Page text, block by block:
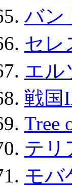
バン
セレ
エル
戦国
Tree
テリ
モバ